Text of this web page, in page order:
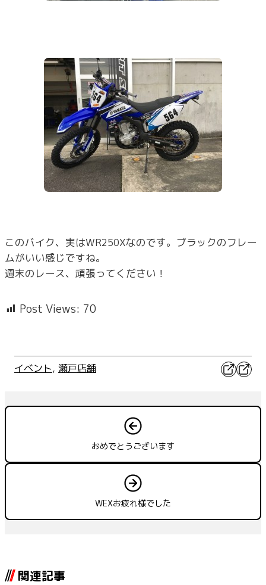
このバイク、実はWR250Xなのです。ブラックのフレー
ムがいい感じですね。
週末のレース、頑張ってください！
Post Views: 70
イベント, 瀬戸店舗 X
おめでとうございます
WEXお疲れ様でした
関連記事